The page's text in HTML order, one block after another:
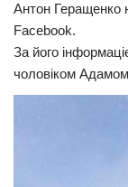
Привітання
Здоров’я
Події
Антон Геращенко
Facebook.
За його
чоловіком